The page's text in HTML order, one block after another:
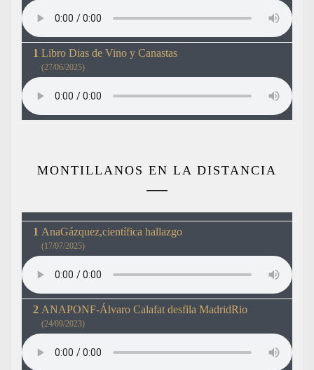
Libro Dias de Vino y Canastas
(27/06/2025)
MONTILLANOS EN LA DISTANCIA
AnaGázquez,científica hallazgo
(17/07/2025)
ANAPONF-Álvaro Calafat desfila MadridRio
(24/09/2023)